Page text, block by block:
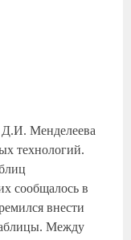
Д.И. Менделеева
технологий.
сообщалось в
внести
Между